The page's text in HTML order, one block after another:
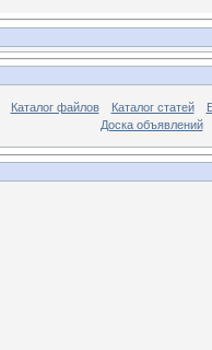
Каталог файлов Каталог статей
Доска объявлений